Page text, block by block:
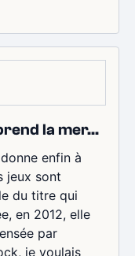
la mer...
enfin à
jeux sont
du titre qui
en 2012, elle
par
je voulais